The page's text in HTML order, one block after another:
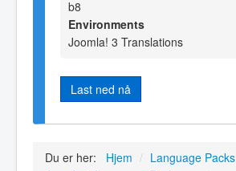
b8
Environments
Joomla! 3 Translations
Last ned nå
Du er her: Hjem / Language Packs